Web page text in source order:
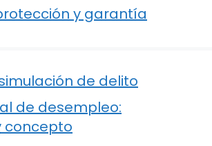
y garantía
de delito
de desempleo:
concepto